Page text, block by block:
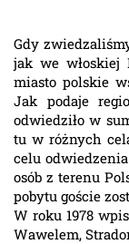
Gdy
jak we włoskiej
miasto polskie
Jak podaje
odwiedziło w
tu w różnych
celu
osób z terenu
pobytu goście
W roku 1978
Wawelem,